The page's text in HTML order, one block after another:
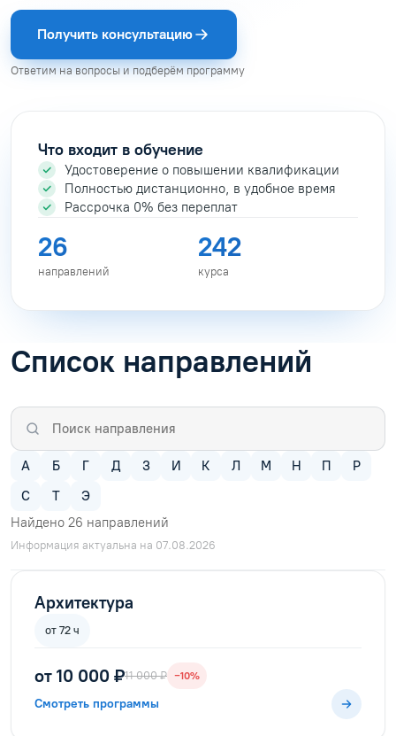
Получить консультацию
Ответим на вопросы и подберём программу
Что входит в обучение
Удостоверение о повышении квалификации
Полностью дистанционно, в удобное время
Рассрочка 0% без переплат
26
направлений
242
курса
Список направлений
А Б Г Д З И К Л М Н П
Р
С
Т
Э
Найдено 26 направлений
Информация актуальна на 07.08.2026
Архитектура
от 72 ч
от 10 000 ₽11 000 ₽ −10%
Смотреть программы